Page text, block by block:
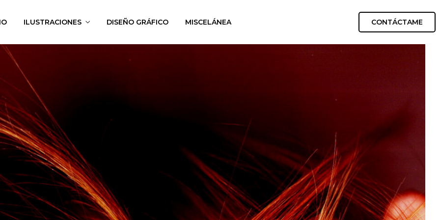
ILUSTRACIONES DISEÑO GRÁFICO MISCELÁNEA CONTÁCTAME